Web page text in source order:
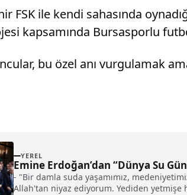
FSK ile kendi sahasında
kapsamında Bursasporlu
bu özel anı vurgulamak
YEREL
Emine Erdoğan’dan “Dünya Su
- "Bir damla suda yaşamımız,
Allah'tan niyaz ediyorum. Yediden